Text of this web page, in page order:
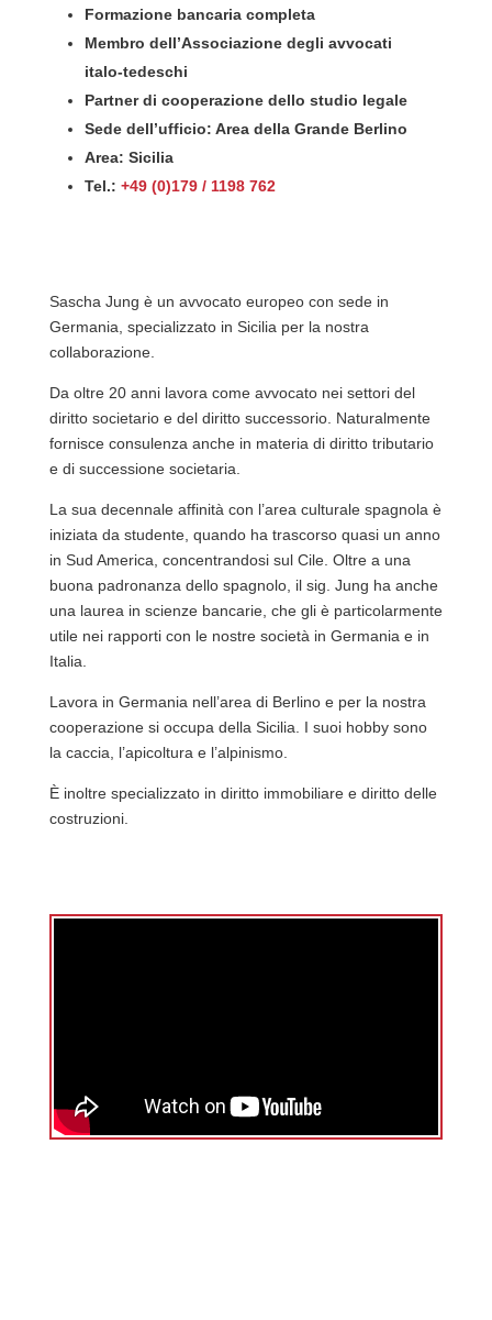
Formazione bancaria completa
Membro dell’Associazione degli avvocati
italo-tedeschi
Partner di cooperazione dello studio legale
Sede dell’ufficio: Area della Grande Berlino
Area: Sicilia
Tel.: +49 (0)179 / 1198 762
Sascha Jung è un avvocato europeo con sede in
Germania, specializzato in Sicilia per la nostra
collaborazione.
Da oltre 20 anni lavora come avvocato nei settori del
diritto societario e del diritto successorio. Naturalmente
fornisce consulenza anche in materia di diritto tributario
e di successione societaria.
La sua decennale affinità con l’area culturale spagnola è
iniziata da studente, quando ha trascorso quasi un anno
in Sud America, concentrandosi sul Cile. Oltre a una
buona padronanza dello spagnolo, il sig. Jung ha anche
una laurea in scienze bancarie, che gli è particolarmente
utile nei rapporti con le nostre società in Germania e in
Italia.
Lavora in Germania nell’area di Berlino e per la nostra
cooperazione si occupa della Sicilia. I suoi hobby sono
la caccia, l’apicoltura e l’alpinismo.
È inoltre specializzato in diritto immobiliare e diritto delle
costruzioni.